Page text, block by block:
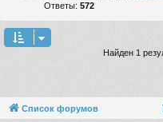
Ответы: 572
Найден 1
Список форумов